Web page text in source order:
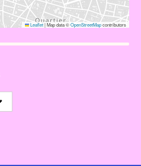
Leaflet|Map data ©OpenStreetMapcontributors